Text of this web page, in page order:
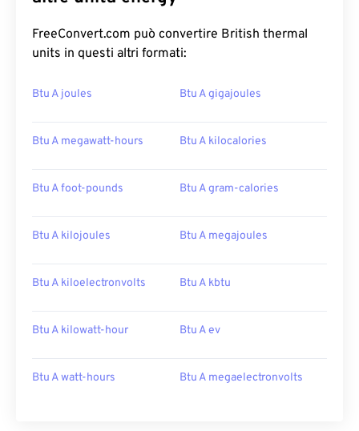
FreeConvert.com può convertire British thermal
units in questi altri formati:
Btu A joules Btu A gigajoules
Btu A megawatt-hours Btu A kilocalories
Btu A foot-pounds Btu A gram-calories
Btu A kilojoules Btu A megajoules
Btu A kiloelectronvolts Btu A kbtu
Btu A kilowatt-hour Btu A ev
Btu A watt-hours Btu A megaelectronvolts